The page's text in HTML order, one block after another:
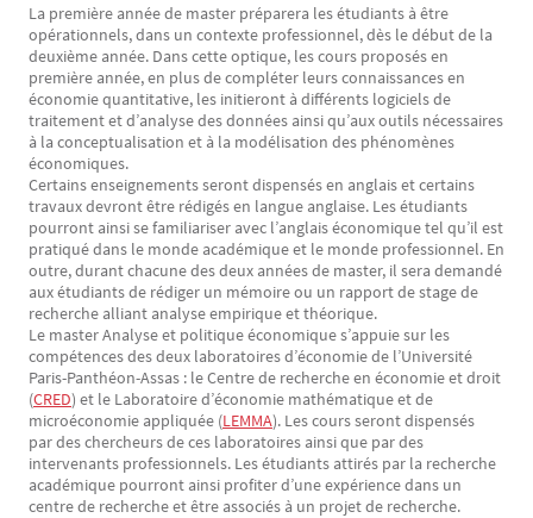
La première année de master préparera les étudiants à être
opérationnels, dans un contexte professionnel, dès le début de la
deuxième année. Dans cette optique, les cours proposés en
première année, en plus de compléter leurs connaissances en
économie quantitative, les initieront à différents logiciels de
traitement et d’analyse des données ainsi qu’aux outils nécessaires
à la conceptualisation et à la modélisation des phénomènes
économiques.
Certains enseignements seront dispensés en anglais et certains
travaux devront être rédigés en langue anglaise. Les étudiants
pourront ainsi se familiariser avec l’anglais économique tel qu’il est
pratiqué dans le monde académique et le monde professionnel. En
outre, durant chacune des deux années de master, il sera demandé
aux étudiants de rédiger un mémoire ou un rapport de stage de
recherche alliant analyse empirique et théorique.
Le master Analyse et politique économique s’appuie sur les
compétences des deux laboratoires d’économie de l’Université
Paris-Panthéon-Assas : le Centre de recherche en économie et droit
(CRED) et le Laboratoire d’économie mathématique et de
microéconomie appliquée (LEMMA). Les cours seront dispensés
par des chercheurs de ces laboratoires ainsi que par des
intervenants professionnels. Les étudiants attirés par la recherche
académique pourront ainsi profiter d’une expérience dans un
centre de recherche et être associés à un projet de recherche.